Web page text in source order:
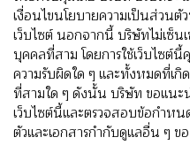
เงื่อนไขนโยบายความเป็นส่วน
เว็บไซต์ นอกจากนี้ บริษัทไม่เซ็น
บุคคลที่สาม โดยการใช้เว็บไซ
ความรับผิดใด ๆ และทั้งหมดที่เกิ
ที่สามใด ๆ ดังนั้น บริษัท ขอแน
เว็บไซต์นี้และตรวจสอบข้อกําห
ตัวและเอกสารกํากับดูแลอื่น ๆ